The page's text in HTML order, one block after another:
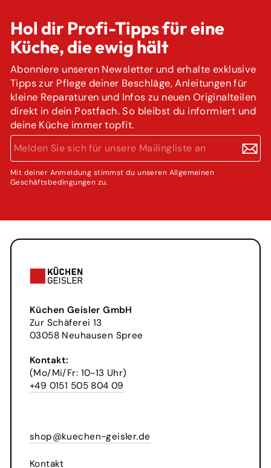
Hol dir Profi-Tipps für eine
Küche, die ewig hält
Abonniere unseren Newsletter und erhalte exklusive
Tipps zur Pflege deiner Beschläge, Anleitungen für
kleine Reparaturen und Infos zu neuen Originalteilen
direkt in dein Postfach. So bleibst du informiert und
deine Küche immer topfit.
MELDEN
SIE
SICH
FÜR
UNSERE
ABONNIEREN
Mit deiner Anmeldung stimmst du unseren Allgemeinen
Geschäftsbedingungen zu.
Küchen Geisler GmbH
Zur Schäferei 13
03058 Neuhausen Spree
Kontakt:
(Mo/Mi/Fr: 10-13 Uhr)
+49 0151 505 804 09
shop@kuechen-geisler.de
Kontakt